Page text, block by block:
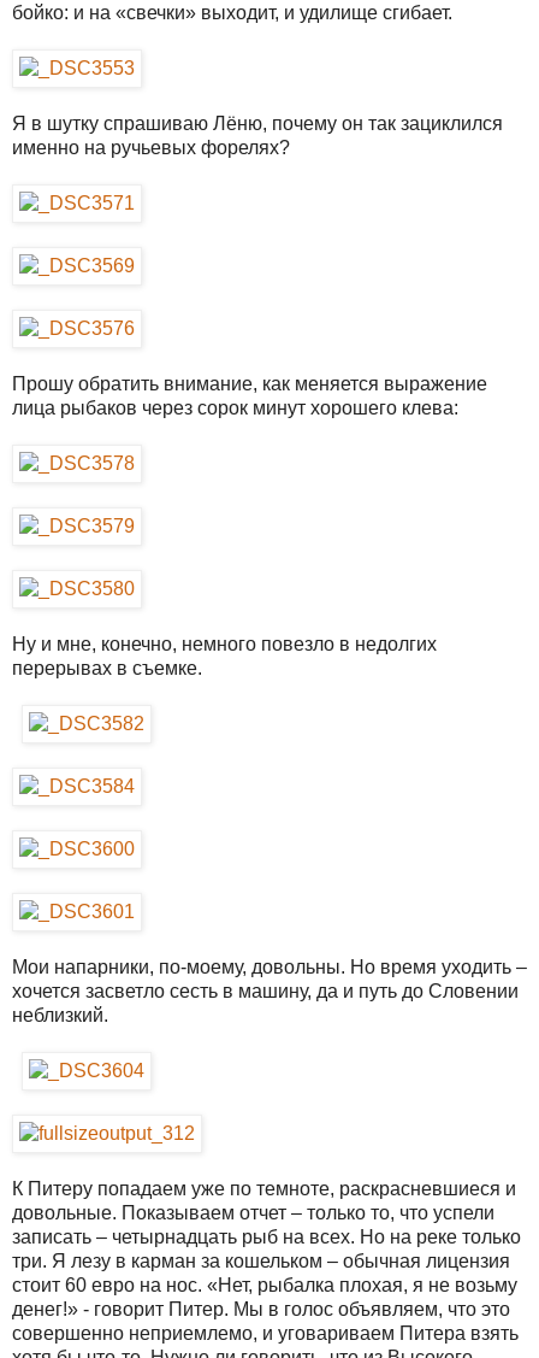
бойко: и на «свечки» выходит, и удилище сгибает.
Я в шутку спрашиваю Лёню, почему он так зациклился
именно на ручьевых форелях?
Прошу обратить внимание, как меняется выражение
лица рыбаков через сорок минут хорошего клева:
Ну и мне, конечно, немного повезло в недолгих
перерывах в съемке.
Мои напарники, по-моему, довольны. Но время уходить –
хочется засветло сесть в машину, да и путь до Словении
неблизкий.
К Питеру попадаем уже по темноте, раскрасневшиеся и
довольные. Показываем отчет – только то, что успели
записать – четырнадцать рыб на всех. Но на реке только
три. Я лезу в карман за кошельком – обычная лицензия
стоит 60 евро на нос. «Нет, рыбалка плохая, я не возьму
денег!» - говорит Питер. Мы в голос объявляем, что это
совершенно неприемлемо, и уговариваем Питера взять